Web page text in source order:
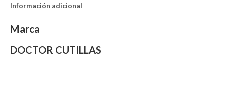
Información adicional
Marca
DOCTOR CUTILLAS